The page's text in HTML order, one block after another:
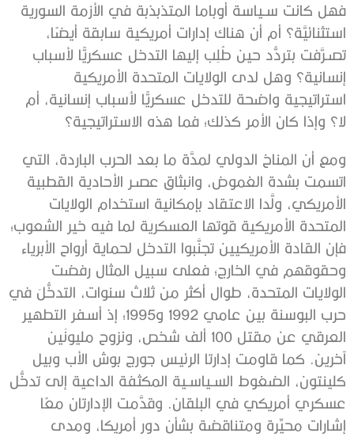
فهل كانت سـياسة أوباما المتذبذبة في الأزمة السورية
استثنائيَّة؟ أم أن هناك إدارات أمريكية سابقة أيضًا،
تصـرَّفت بتردُّد حين طُلِب إليها التدخل عسكريًّا لأسباب
إنسانية؟ وهل لدى الولايات المتحدة الأمريكية
استراتيجية واضحة للتدخل عسكريًّا لأسباب إنسانية، أم
لا؟ وإذا كان الأمر كذلك؛ فما هذه الاستراتيجية؟
ومع أن المناخ الدولي لمدَّة ما بعد الحرب الباردة، التي
اتسمت بشدة الغموض، وانبثاق عصـر الأحادية القطبية
الأمريكي، ولَّدا الاعتقاد بإمكانية استخدام الولايات
المتحدة الأمريكية قوتها العسكرية لما فيه خير الشعوب؛
فإن القادة الأمريكيين تجنَّبوا التدخل لحماية أرواح الأبرياء
وحقوقهم في الخارج؛ فعلى سبيل المثال رفضت
الولايات المتحدة، طوال أكثر من ثلاث سنوات، التدخُّلَ في
حرب البوسنة بين عامي 1992 و1995؛ إذ أسفر التطهير
العرقي عن مقتل 100 ألف شخص، ونزوح مليونَين
آخرين. كما قاومت إدارتا الرئيس جورج بوش الأب وبيل
كلينتون، الضغوط السـياسـية المكثفة الداعية إلى تدخُّل
عسكري أمريكي في البلقان. وقدَّمت الإدارتان معًا
إشارات محيِّرة ومتناقضة بشأن دور أمريكا، ومدى